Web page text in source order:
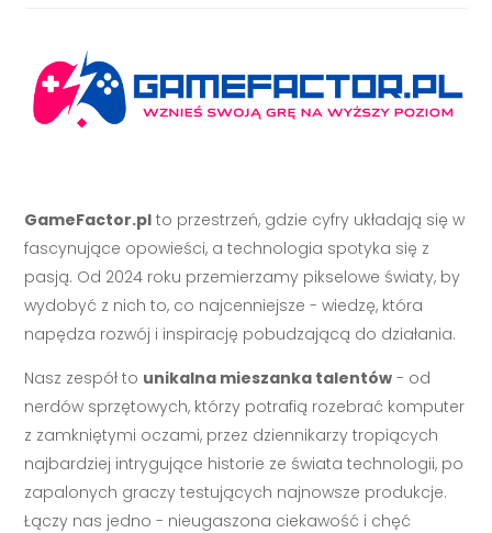
GameFactor.pl to przestrzeń, gdzie cyfry układają się w
fascynujące opowieści, a technologia spotyka się z
pasją. Od 2024 roku przemierzamy pikselowe światy, by
wydobyć z nich to, co najcenniejsze - wiedzę, która
napędza rozwój i inspirację pobudzającą do działania.
Nasz zespół to unikalna mieszanka talentów - od
nerdów sprzętowych, którzy potrafią rozebrać komputer
z zamkniętymi oczami, przez dziennikarzy tropiących
najbardziej intrygujące historie ze świata technologii, po
zapalonych graczy testujących najnowsze produkcje.
Łączy nas jedno - nieugaszona ciekawość i chęć